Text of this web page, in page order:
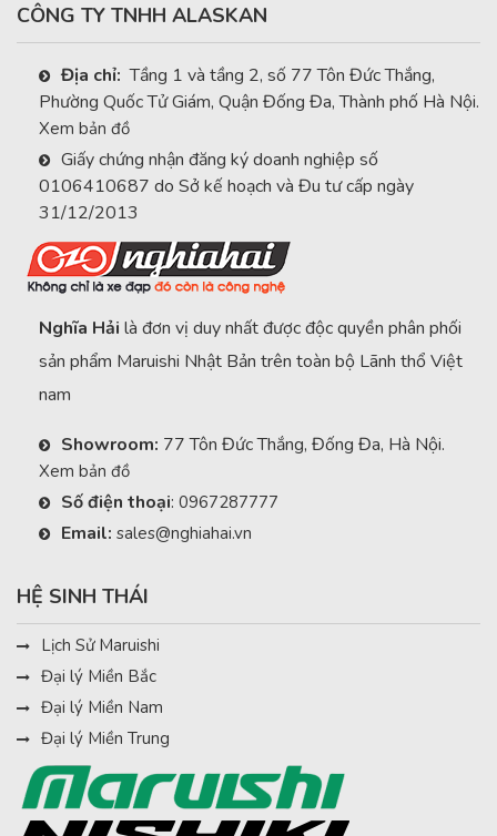
CÔNG TY TNHH ALASKAN
Địa chỉ: Tầng 1 và tầng 2, số 77 Tôn Đức Thắng,
Phường Quốc Tử Giám, Quận Đống Đa, Thành phố Hà Nội.
Xem bản đồ
Giấy chứng nhận đăng ký doanh nghiệp số
0106410687 do Sở kế hoạch và Đu tư cấp ngày
31/12/2013
Nghĩa Hải là đơn vị duy nhất được độc quyền phân phối
sản phẩm Maruishi Nhật Bản trên toàn bộ Lãnh thổ Việt
nam
Showroom: 77 Tôn Đức Thắng, Đống Đa, Hà Nội.
Xem bản đồ
Số điện thoại: 0967287777
Email: sales@nghiahai.vn
HỆ SINH THÁI
Lịch Sử Maruishi
Đại lý Miền Bắc
Đại lý Miền Nam
Đại lý Miền Trung